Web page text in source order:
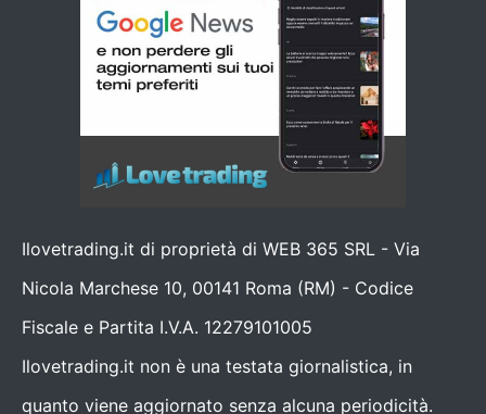
Ilovetrading.it di proprietà di WEB 365 SRL - Via
Nicola Marchese 10, 00141 Roma (RM) - Codice
Fiscale e Partita I.V.A. 12279101005
Ilovetrading.it non è una testata giornalistica, in
quanto viene aggiornato senza alcuna periodicità.